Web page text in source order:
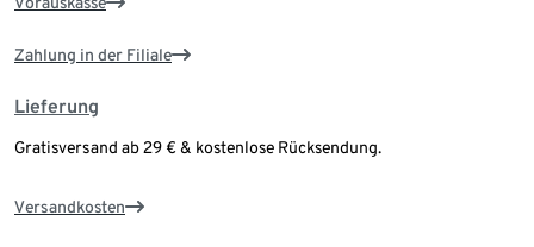
Zahlung in der Filiale
Lieferung
Gratisversand ab 29 € & kostenlose Rücksendung.
Versandkosten